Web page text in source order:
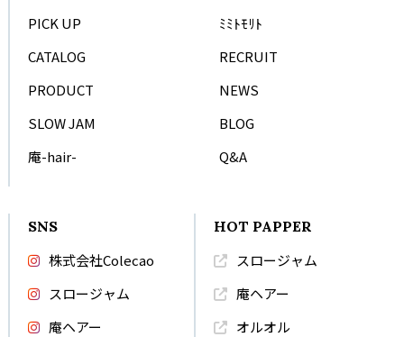
PICK UP
CATALOG
PRODUCT
SLOW JAM
庵-hair-
ﾐﾐﾄﾓﾘﾄ
RECRUIT
NEWS
BLOG
Q&A
SNS
株式会社Colecao
スロージャム
庵ヘアー
HOT PAPPER
スロージャム
庵ヘアー
オルオル